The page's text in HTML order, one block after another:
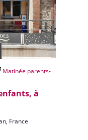
à
Matinée parents-
France